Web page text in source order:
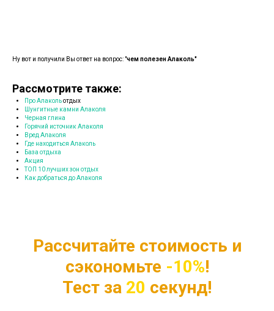
Ну вот и получили Вы ответ на вопрос: "чем полезен Алаколь"
Рассмотрите также:
Про Алакольотдых
Шунгитные камни Алаколя
Черная глина
Горячий источник Алаколя
Вред Алаколя
Где находиться Алаколь
База отдыха
Акция
ТОП 10 лучших зон отдых
Как добраться до Алаколя
Рассчитайте стоимость и
сэкономьте -10%!
Тест за 20 секунд!